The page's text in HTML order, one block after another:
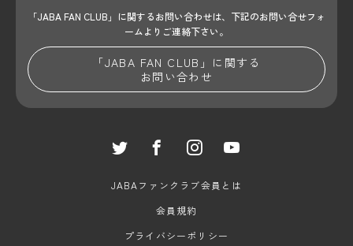
「JABA FAN CLUB」に関するお問い合わせは、 下記のお問い合せフォ
ームよりご連絡下さい。
「JABA FAN CLUB」に関する
お問い合わせ
JABAファンクラブ会員とは
会員規約
プライバシーポリシー